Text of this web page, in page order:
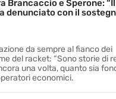
Brancaccio e Sperone: “Il
denunciato con il
da sempre al fianco dei
del racket: “Sono storie di
una volta, quanto sia
economici.